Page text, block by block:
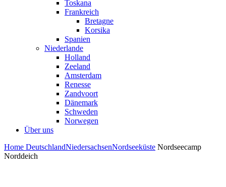
Toskana
Frankreich
Bretagne
Korsika
Spanien
Niederlande
Holland
Zeeland
Amsterdam
Renesse
Zandvoort
Dänemark
Schweden
Norwegen
Über uns
Home DeutschlandNiedersachsenNordseeküste Nordseecamp
Norddeich